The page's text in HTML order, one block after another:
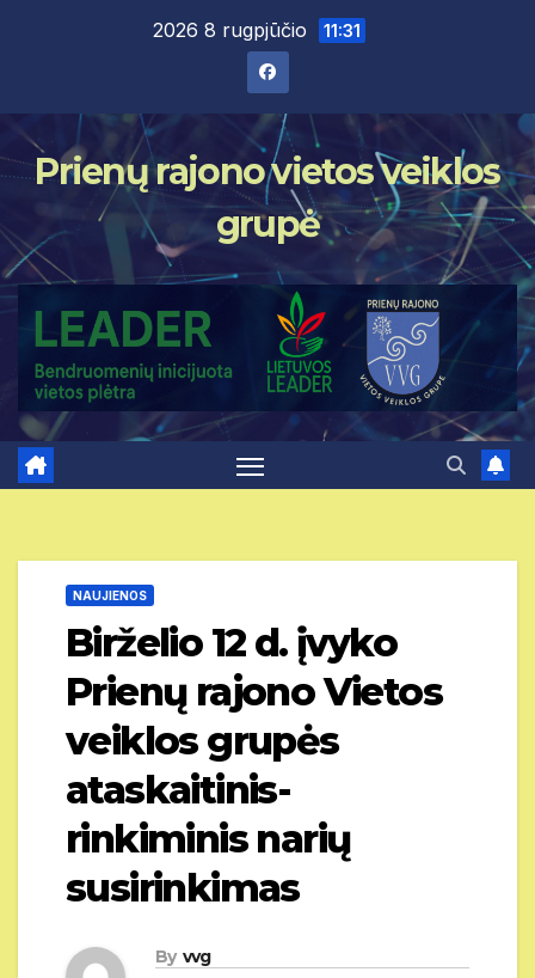
2026 8 rugpjūčio 11:31
Prienų rajono vietos veiklos
grupė
NAUJIENOS
Birželio 12 d. įvyko
Prienų rajono Vietos
veiklos grupės
ataskaitinis-
rinkiminis narių
susirinkimas
By vvg